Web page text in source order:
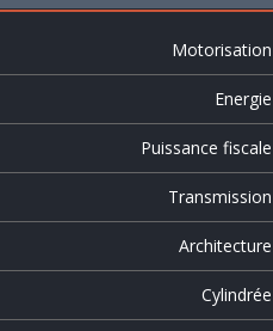
Motorisation
Energie
Puissance fiscale
Transmission
Architecture
Cylindrée